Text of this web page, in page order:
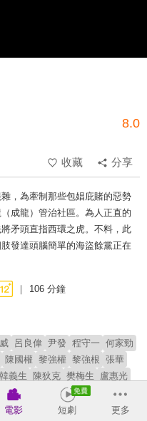
8.0
收藏
分享
，為牽制那些包娼庇賭的惡勢
成龍）管治社區。為人正直的
矛頭直指西環之虎。不料，此
發達頭腦簡單的海盜餘黨正在
106 分鐘
呂良偉 尹發 程守一 何家勁
陳國權 黎強權 黎強根 張華
韓義生 陳狄克 樊梅生
盧惠光
天生 林文偉
劉兆銘
鍾鎮濤 胡楓
呂方
電影 短劇 更多